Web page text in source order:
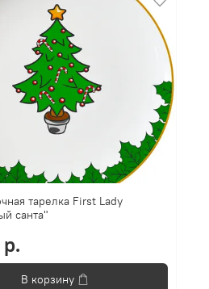
тарелка First Lady
санта"
В корзину